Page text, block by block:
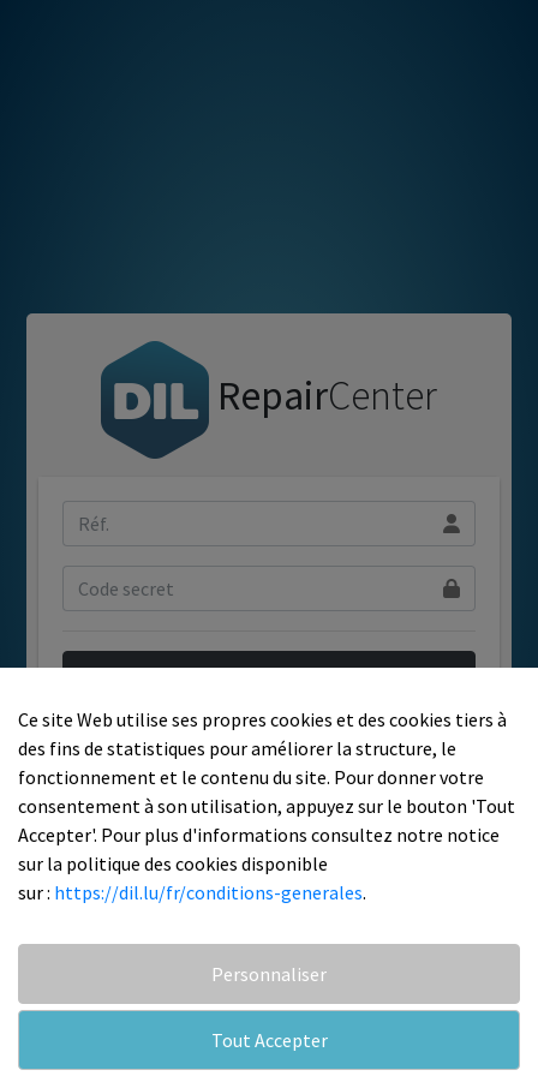
RepairCenter
Se connecter
Ce site Web utilise ses propres cookies et des cookies tiers à
des fins de statistiques pour améliorer la structure, le
fonctionnement et le contenu du site. Pour donner votre
consentement à son utilisation, appuyez sur le bouton 'Tout
Accepter'. Pour plus d'informations consultez notre notice
sur la politique des cookies disponible
sur : https://dil.lu/fr/conditions-generales.
Personnaliser
Tout Accepter